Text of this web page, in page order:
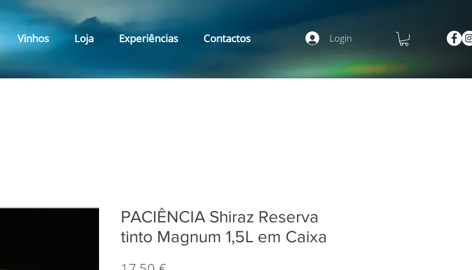
Vinhos Loja Experiências Contactos Login
PACIÊNCIA Shiraz Reserva
tinto Magnum 1,5L em Caixa